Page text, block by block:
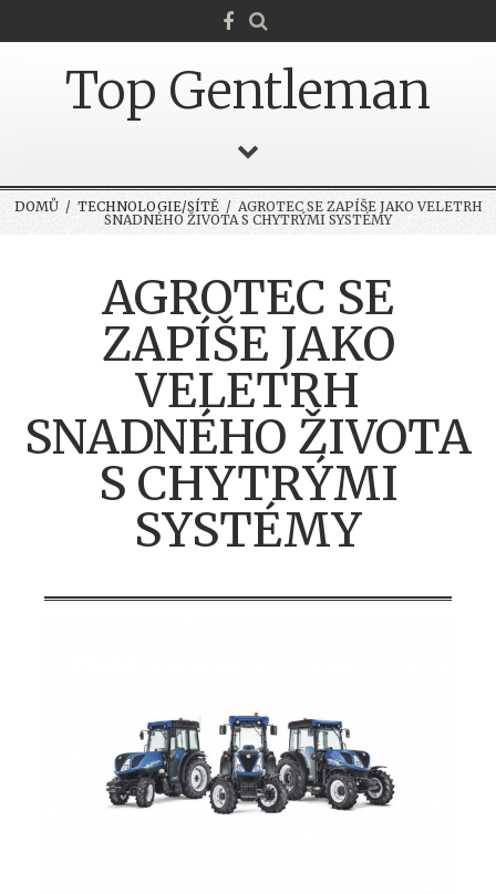
Top Gentleman
DOMŮ/ TECHNOLOGIE/SÍTĚ/ AGROTEC SE ZAPÍŠE JAKO VELETRH
SNADNÉHO ŽIVOTA S CHYTRÝMI SYSTÉMY
AGROTEC SE
ZAPÍŠE JAKO
VELETRH
SNADNÉHO ŽIVOTA
S CHYTRÝMI
SYSTÉMY